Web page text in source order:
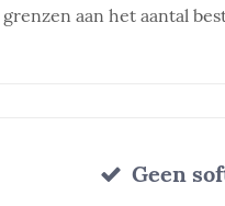
grenzen aan het aantal
Geen